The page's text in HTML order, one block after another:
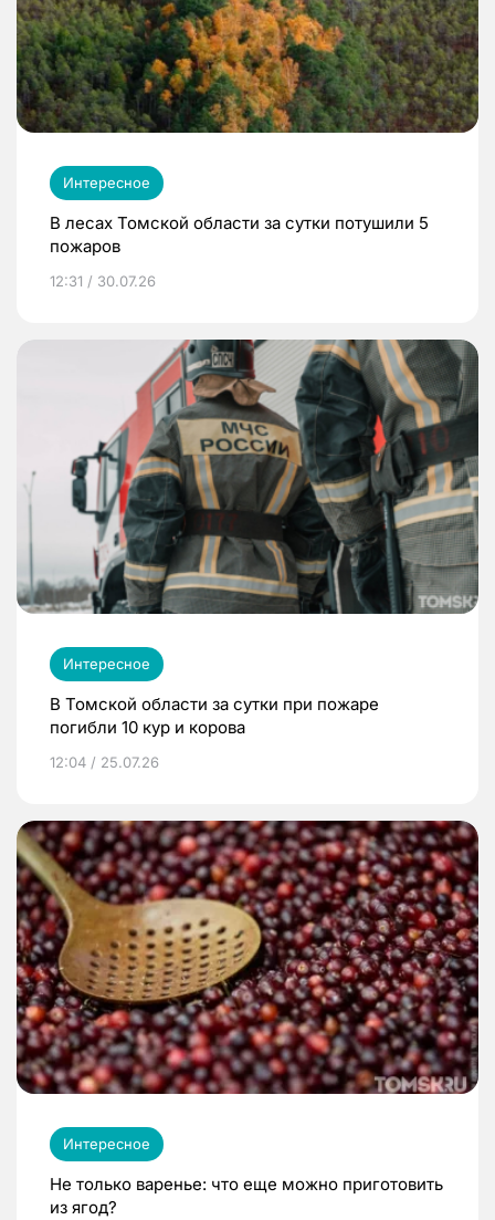
Интересное
В лесах Томской области за сутки потушили 5
пожаров
12:31 / 30.07.26
Интересное
В Томской области за сутки при пожаре
погибли 10 кур и корова
12:04 / 25.07.26
Интересное
Не только варенье: что еще можно приготовить
из ягод?